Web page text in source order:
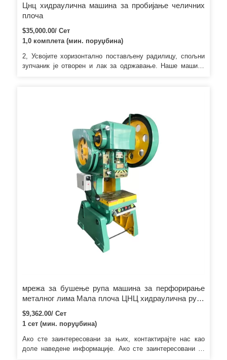
Цнц хидраулична машина за пробијање челичних
плоча
$35,000.00/ Сет
1,0 комплета (мин. поруџбина)
2, Усвојите хоризонтално постављену радилицу, спољни
зупчаник је отворен и лак за одржавање. Наше машине
мрежа за бушење рупа машина за перфорирање
металног лима Мала плоча ЦНЦ хидраулична рупа
Машина за пробијање
$9,362.00/ Сет
1 сет (мин. поруџбина)
Ако сте заинтересовани за њих, контактирајте нас као
доле наведене информације. Ако сте заинтересовани за